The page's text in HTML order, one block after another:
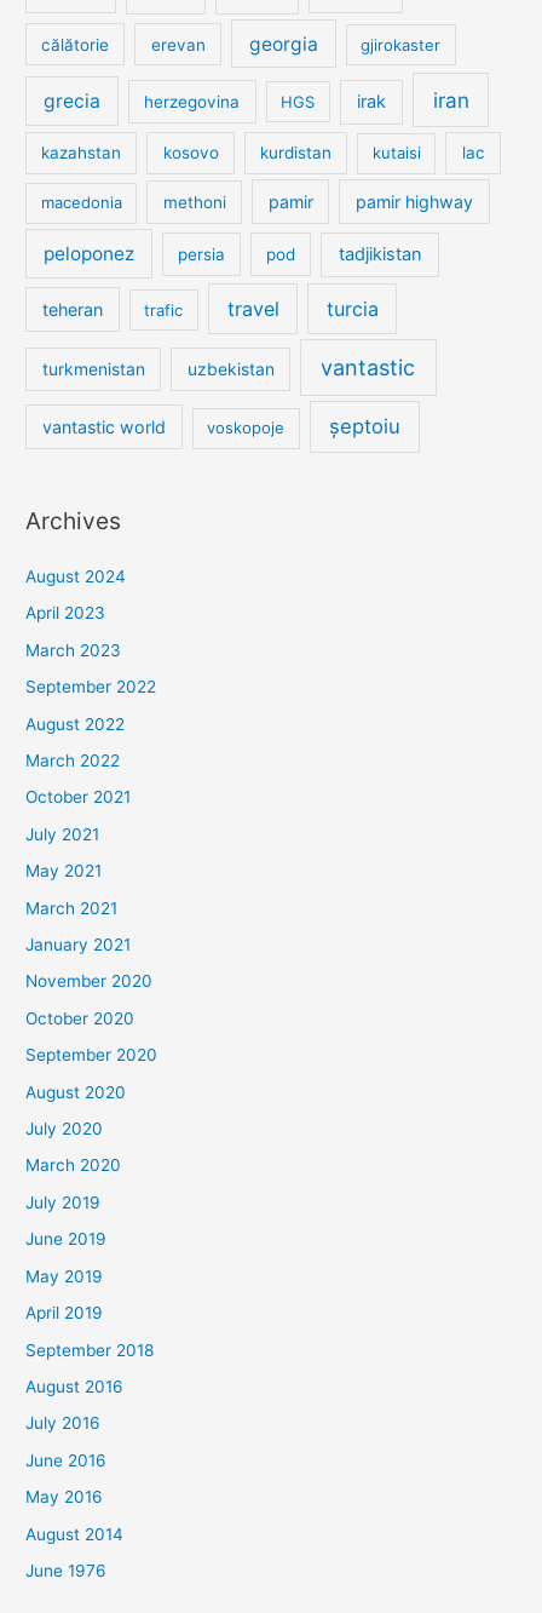
călătorie erevan georgia gjirokaster
grecia herzegovina HGS irak iran
kazahstan kosovo kurdistan kutaisi lac
macedonia methoni pamir pamir highway
peloponez persia pod tadjikistan
teheran trafic travel turcia
turkmenistan uzbekistan vantastic
vantastic world voskopoje șeptoiu
Archives
August 2024
April 2023
March 2023
September 2022
August 2022
March 2022
October 2021
July 2021
May 2021
March 2021
January 2021
November 2020
October 2020
September 2020
August 2020
July 2020
March 2020
July 2019
June 2019
May 2019
April 2019
September 2018
August 2016
July 2016
June 2016
May 2016
August 2014
June 1976